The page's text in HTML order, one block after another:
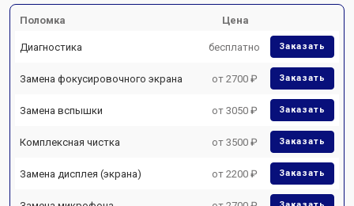
Поломка Цена
Диагностика бесплатно Заказать
Замена фокусировочного экрана от 2700 ₽ Заказать
Замена вспышки от 3050 ₽ Заказать
Комплексная чистка от 3500 ₽ Заказать
Замена дисплея (экрана) от 2200 ₽ Заказать